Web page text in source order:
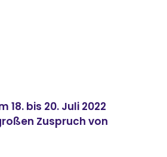
bis 20. Juli 2022
Zuspruch von